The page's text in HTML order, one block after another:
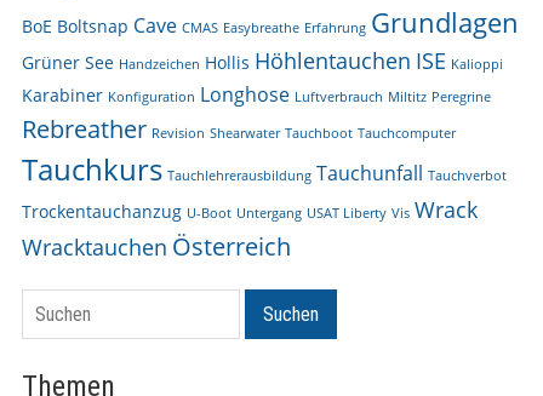
BoE Boltsnap Cave CMAS Easybreathe Erfahrung Grundlagen
Grüner See Handzeichen Hollis Höhlentauchen ISE Kalioppi
Karabiner Konfiguration Longhose Luftverbrauch Miltitz Peregrine
Rebreather Revision Shearwater Tauchboot Tauchcomputer
Tauchkurs Tauchlehrerausbildung Tauchunfall Tauchverbot
Trockentauchanzug U-Boot Untergang USAT Liberty Vis Wrack
Wracktauchen Österreich
Suchen Suchen
Themen